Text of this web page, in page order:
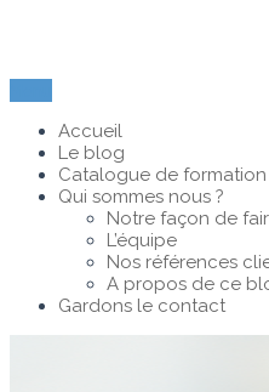
Accueil
Le blog
Catalogue de formation
Qui sommes nous ?
Notre façon de
L’équipe
Nos références
A propos de ce
Gardons le contact